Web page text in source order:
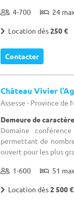
4-700 24
Location dès250 €
Contacter
Château Vivier
Assesse - Province de
Demeure de
Domaine
permettant de
ouvert pour les plus
1-600 51
Location dès2 500 €